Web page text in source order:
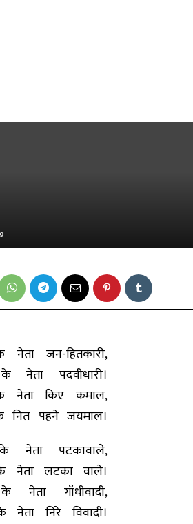
जन-हितकारी,
पदवीधारी।
नेता किए कमाल,
पहने जयमाल।
नेता पटकावाले,
नेता लटका वाले।
गाँधीवादी,
निरे विवादी।